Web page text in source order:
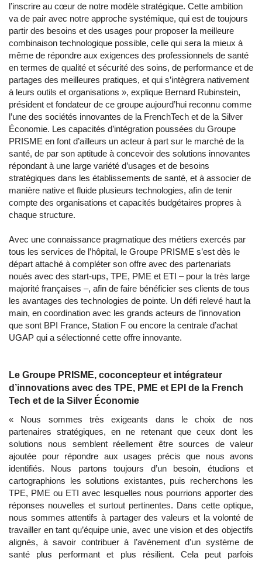
l’inscrire au cœur de notre modèle stratégique. Cette ambition
va de pair avec notre approche systémique, qui est de toujours
partir des besoins et des usages pour proposer la meilleure
combinaison technologique possible, celle qui sera la mieux à
même de répondre aux exigences des professionnels de santé
en termes de qualité et sécurité des soins, de performance et de
partages des meilleures pratiques, et qui s’intègrera nativement
à leurs outils et organisations », explique Bernard Rubinstein,
président et fondateur de ce groupe aujourd’hui reconnu comme
l’une des sociétés innovantes de la FrenchTech et de la Silver
Économie. Les capacités d’intégration poussées du Groupe
PRISME en font d’ailleurs un acteur à part sur le marché de la
santé, de par son aptitude à concevoir des solutions innovantes
répondant à une large variété d’usages et de besoins
stratégiques dans les établissements de santé, et à associer de
manière native et fluide plusieurs technologies, afin de tenir
compte des organisations et capacités budgétaires propres à
chaque structure.
Avec une connaissance pragmatique des métiers exercés par
tous les services de l’hôpital, le Groupe PRISME s’est dès le
départ attaché à compléter son offre avec des partenariats
noués avec des start-ups, TPE, PME et ETI – pour la très large
majorité françaises –, afin de faire bénéficier ses clients de tous
les avantages des technologies de pointe. Un défi relevé haut la
main, en coordination avec les grands acteurs de l’innovation
que sont BPI France, Station F ou encore la centrale d’achat
UGAP qui a sélectionné cette offre innovante.
Le Groupe PRISME, coconcepteur et intégrateur
d’innovations avec des TPE, PME et EPI de la French
Tech et de la Silver Économie
« Nous sommes très exigeants dans le choix de nos
partenaires stratégiques, en ne retenant que ceux dont les
solutions nous semblent réellement être sources de valeur
ajoutée pour répondre aux usages précis que nous avons
identifiés. Nous partons toujours d’un besoin, étudions et
cartographions les solutions existantes, puis recherchons les
TPE, PME ou ETI avec lesquelles nous pourrions apporter des
réponses nouvelles et surtout pertinentes. Dans cette optique,
nous sommes attentifs à partager des valeurs et la volonté de
travailler en tant qu’équipe unie, avec une vision et des objectifs
alignés, à savoir contribuer à l’avènement d’un système de
santé plus performant et plus résilient. Cela peut parfois